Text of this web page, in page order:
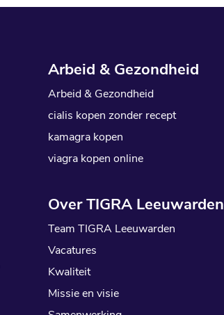
Arbeid & Gezondheid
Arbeid & Gezondheid
cialis kopen zonder recept
kamagra kopen
viagra kopen online
Over TIGRA Leeuwarden
Team TIGRA Leeuwarden
Vacatures
Kwaliteit
Missie en visie